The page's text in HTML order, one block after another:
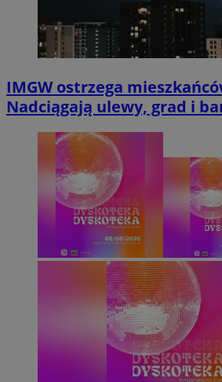
IMGW ostrzega
Nadciągają ulewy, grad i